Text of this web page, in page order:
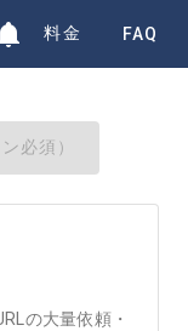
料金 FAQ
必須）
の大量依頼・